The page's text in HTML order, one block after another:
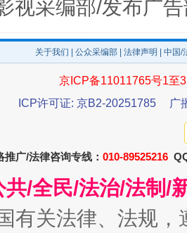
生不息 一
视采编部/发布广
关于我们 公众采编部 法律声明 | 中国
京ICP备11011765号1至
ICP许可证: 京B2-20251785
广
推广/法律咨询专线： 010-89525216
共/全民/法治/法制/
有关法律、法规